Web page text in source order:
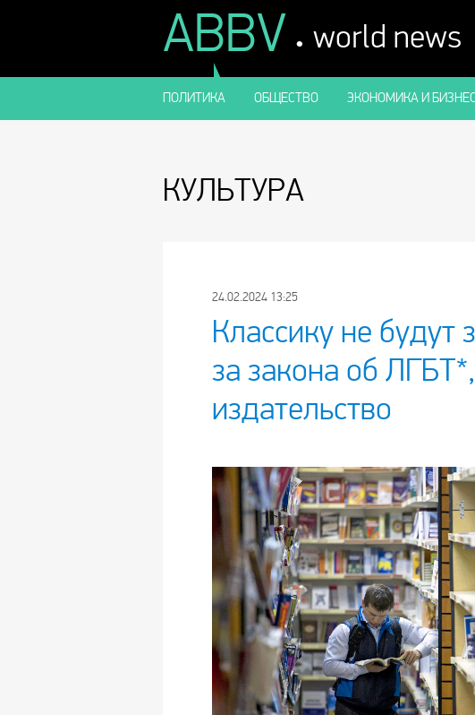
ABBV . world news
ПОЛИТИКА ОБЩЕСТВО ЭКОНОМИКА И БИЗНЕС
КУЛЬТУРА
24.02.2024 13:25
Классику не будут
за закона об
издательство